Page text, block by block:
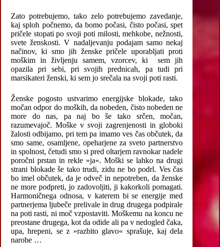
Zato potrebujemo, tako zelo potrebujemo zavedanje,
kaj sploh počnemo, da bomo počasi, čisto počasi, spet
pričele stopati po svoji poti milosti, mehkobe, nežnosti,
svete ženskosti. V nadaljevanju podajam samo nekaj
načinov, ki smo jih ženske pričele uporabljati proti
moškim in življenju samem, vzorcev, ki sem jih
opazila pri sebi, pri svojih prednicah, pa tudi pri
marsikateri ženski, ki sem jo srečala na svoji poti rasti.
Ženske pogosto ustvarimo energijske blokade, tako
močan odpor do moških, da nobeden, čisto nobeden ne
more do nas, pa naj bo še tako srčen, močan,
razumevajoč. Moške v svoji zagrenjenosti in globoki
žalosti odbijamo, pri tem pa imamo ves čas občutek, da
smo same, osamljene, opeharjene za sveto partnerstvo
in spolnost, četudi smo si pred oltarjem ravnokar nadele
poročni prstan in rekle »ja«. Moški se lahko na drugi
strani blokade še tako trudi, zidu ne bo podrl. Ves čas
bo imel občutek, da je odveč in nepotreben, da ženske
ne more podpreti, jo zadovoljiti, ji kakorkoli pomagati.
Harmoničnega odnosa, v katerem bi se energije med
partnerjema ljubeče prelivale in drug drugega podpirale
na poti rasti, ni moč vzpostaviti. Moškemu na koncu ne
preostane drugega, kot da odide ali pa v nedogled čaka,
upa, hrepeni, se z »razbito glavo« sprašuje, kaj dela
narobe …